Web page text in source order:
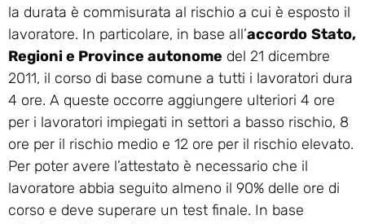
la durata è commisurata al rischio a cui è esposto il
lavoratore. In particolare, in base all’accordo Stato,
Regioni e Province autonome del 21 dicembre
2011, il corso di base comune a tutti i lavoratori dura
4 ore. A queste occorre aggiungere ulteriori 4 ore
per i lavoratori impiegati in settori a basso rischio, 8
ore per il rischio medio e 12 ore per il rischio elevato.
Per poter avere l’attestato è necessario che il
lavoratore abbia seguito almeno il 90% delle ore di
corso e deve superare un test finale. In base